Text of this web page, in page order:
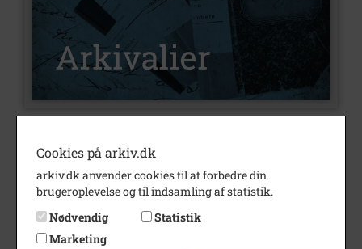
Type
Arkivalier
Arkivskaber
Stevns Bio
Beskrivelse
Stevns Bio,Store Heddinge
Cookies på arkiv.dk
arkiv.dk anvender cookies til at forbedre din
brugeroplevelse og til indsamling af statistik.
Nødvendig
Statistik
Marketing